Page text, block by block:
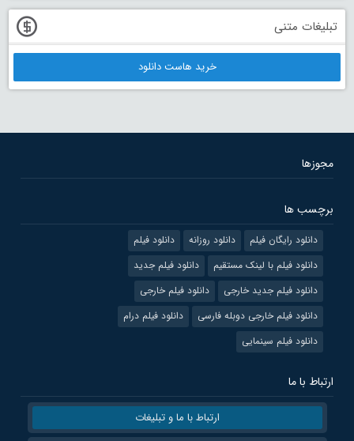
تبلیغات متنی
خرید هاست دانلود
مجوزها
برچسب ها
دانلود رایگان فیلم دانلود روزانه
دانلود فیلم
دانلود فیلم با لینک مستقیم
دانلود فیلم جدید
دانلود فیلم جدید خارجی
دانلود فیلم خارجی
دانلود فیلم خارجی دوبله فارسی
دانلود فیلم درام
دانلود فیلم سینمایی
ارتباط با ما
ارتباط با ما و تبلیغات